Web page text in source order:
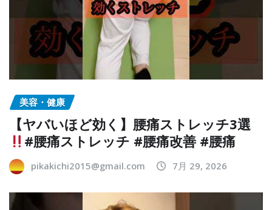
美容・健康
【ヤバいほど効く】腰痛ストレッチ3選
#腰痛ストレッチ #腰痛改善 #腰痛
pikakichi2015@gmail.com 7月 29, 2026